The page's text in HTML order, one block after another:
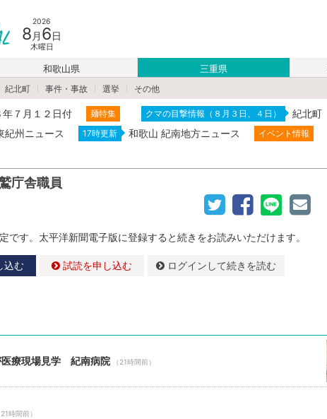
2026
8 月 6日
木曜日
和歌山県 三重県
紀北町 事件・事故 選挙 その他
７月１２日付 麺特集 クマの目撃情報（８月３日、４日） 紀北町
紀州ニュース 17時更新 和歌山 紀南地方ニュース イベント情報
庁舎職員
です。太平洋新聞電子版に登録すると続きをお読みいただけます。
込む 試読を申し込む ログインして続きを読む
療現場見学 紀南病院 （21時間前）
21時間前）